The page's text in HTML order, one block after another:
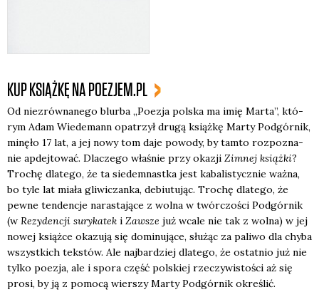
KUP KSIĄŻKĘ NA POEZJEM.PL
Od nie­zrów­na­ne­go blur­ba „Poezja pol­ska ma imię Mar­ta”, któ­
rym Adam Wie­de­mann opa­trzył dru­gą książ­kę Mar­ty Pod­gór­nik,
minę­ło 17 lat, a jej nowy tom daje powo­dy, by tam­to roz­po­zna­
nie apdej­to­wać. Dla­cze­go wła­śnie przy oka­zji Zim­nej książ­ki?
Tro­chę dla­te­go, że ta sie­dem­nast­ka jest kaba­li­stycz­nie waż­na,
bo tyle lat mia­ła gli­wi­czan­ka, debiu­tu­jąc. Tro­chę dla­te­go, że
pew­ne ten­den­cje nara­sta­ją­ce z wol­na w twór­czo­ści Pod­gór­nik
(w Rezy­den­cji sury­ka­tek i Zawsze już wca­le nie tak z wol­na) w jej
nowej książ­ce oka­zu­ją się domi­nu­ją­ce, słu­żąc za pali­wo dla chy­ba
wszyst­kich tek­stów. Ale naj­bar­dziej dla­te­go, że ostat­nio już nie
tyl­ko poezja, ale i spo­ra część pol­skiej rze­czy­wi­sto­ści aż się
pro­si, by ją z pomo­cą wier­szy Mar­ty Pod­gór­nik okre­ślić.